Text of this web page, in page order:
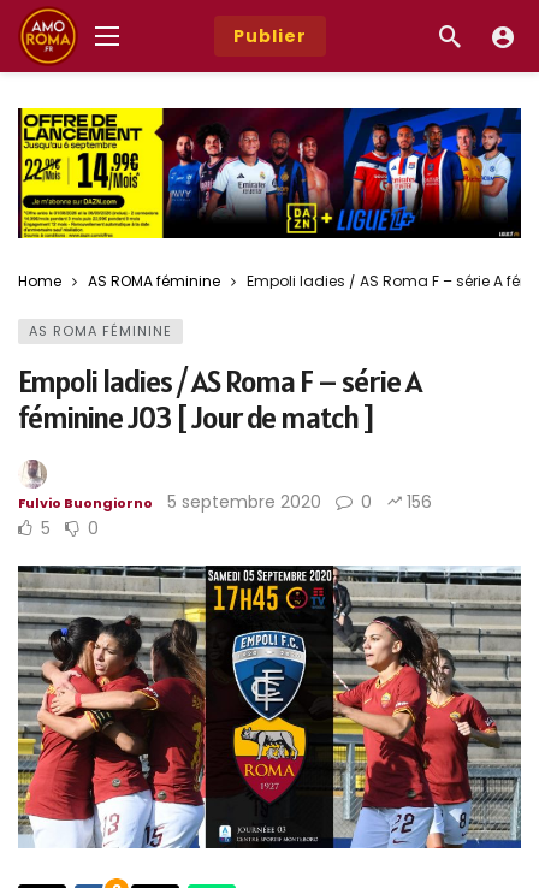
Publier
Home AS ROMA féminine Empoli ladies / AS Roma F – série A
AS ROMA FÉMININE
Empoli ladies / AS Roma F – série A
féminine J03 [ Jour de match ]
Fulvio Buongiorno 5 septembre 2020 0
156
5
0